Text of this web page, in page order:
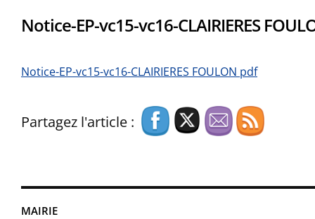
MAIRIE
Notice-EP-vc15-vc16-CLAIRIERES
Notice-EP-vc15-vc16-CLAIRIERES FOULON pdf
Partagez l'article :